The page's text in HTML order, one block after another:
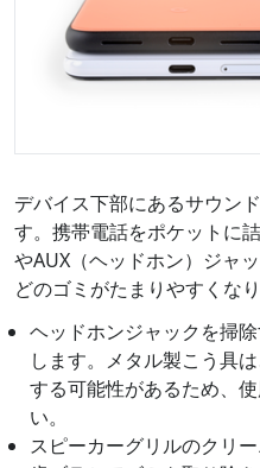
デバイス下部にあるサウン
す。携帯電話をポケットに
やAUX（ヘッドホン）ジャ
どのゴミがたまりやすくなり
ヘッドホンジャックを掃
します。メタル製こう具
する可能性があるため、
い。
スピーカーグリルのクリ